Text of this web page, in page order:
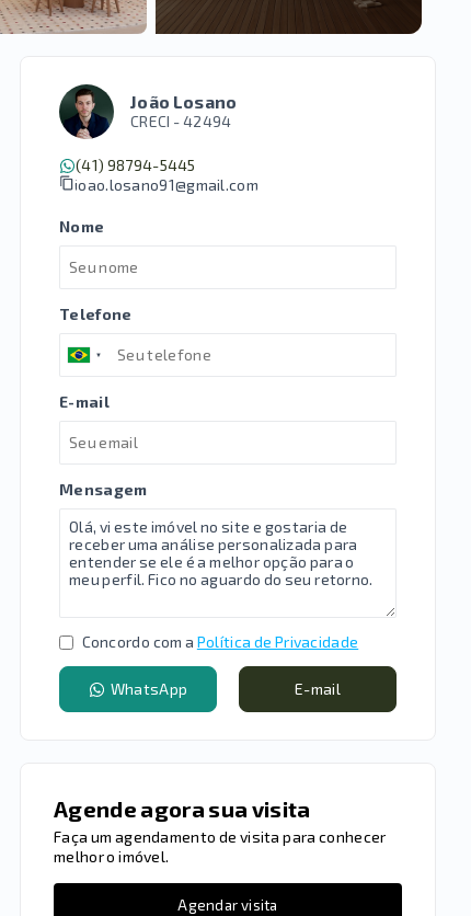
João Losano
CRECI -42494
(41) 98794-5445
joao.losano91@gmail.com
Nome
Telefone
E-mail
Mensagem
Concordo com a Política de Privacidade
WhatsApp E-mail
Agende agora sua visita
Faça um agendamento de visita para conhecer
melhor o imóvel.
Agendar visita